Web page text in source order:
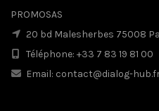
PROMOSAS
20 bd Malesherbes 75008
Téléphone: +33 7 83 19 81 00
Email: contact@dialog-